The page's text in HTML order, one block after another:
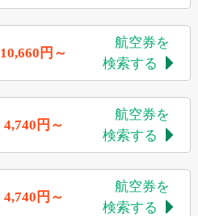
10,660円～
航空券を
検索する

4,740円～
航空券を
検索する

4,740円～
航空券を
検索する
